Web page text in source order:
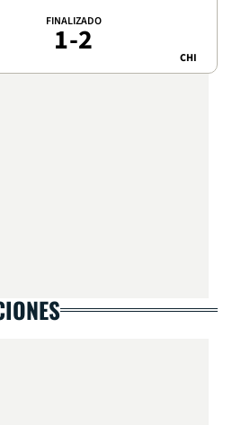
FINALIZADO
1-2 CHI